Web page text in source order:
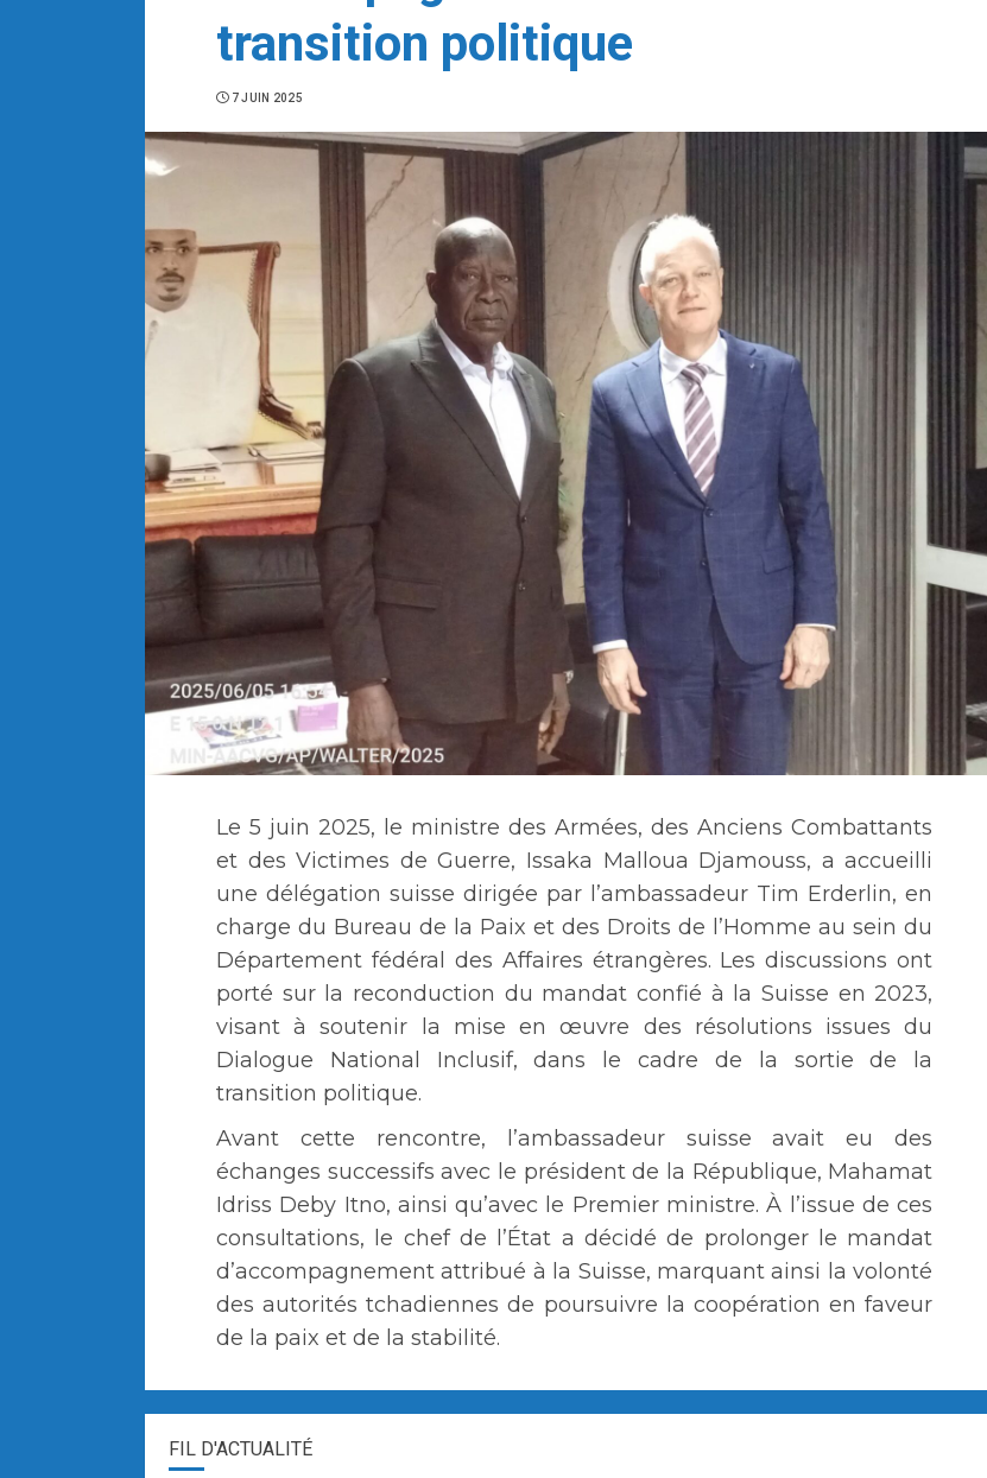
transition politique
7 JUIN 2025
Le 5 juin 2025, le ministre des Armées, des Anciens Combattants
et des Victimes de Guerre, Issaka Malloua Djamouss, a accueilli
une délégation suisse dirigée par l’ambassadeur Tim Erderlin, en
charge du Bureau de la Paix et des Droits de l’Homme au sein du
Département fédéral des Affaires étrangères. Les discussions ont
porté sur la reconduction du mandat confié à la Suisse en 2023,
visant à soutenir la mise en œuvre des résolutions issues du
Dialogue National Inclusif, dans le cadre de la sortie de la
transition politique.
Avant cette rencontre, l’ambassadeur suisse avait eu des
échanges successifs avec le président de la République, Mahamat
Idriss Deby Itno, ainsi qu’avec le Premier ministre. À l’issue de ces
consultations, le chef de l’État a décidé de prolonger le mandat
d’accompagnement attribué à la Suisse, marquant ainsi la volonté
des autorités tchadiennes de poursuivre la coopération en faveur
de la paix et de la stabilité.
FIL D'ACTUALITÉ